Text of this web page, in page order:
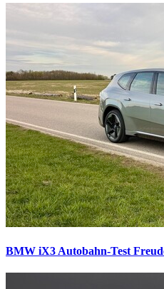
BMW iX3 Autobahn-Test